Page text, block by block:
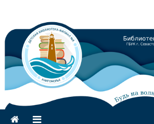
детей